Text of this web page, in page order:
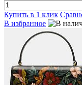
Купить в 1 клик
В избранное